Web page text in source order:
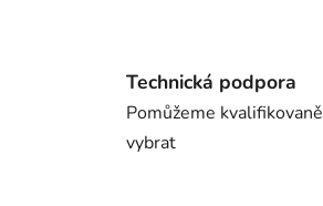
Technická podpora
Pomůžeme kvalifikovaně
vybrat